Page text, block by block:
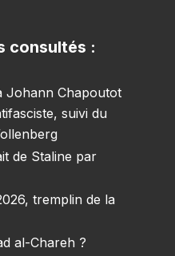
consultés :
Johann Chapoutot
suivi du
de Staline par
tremplin de la
al-Chareh ?